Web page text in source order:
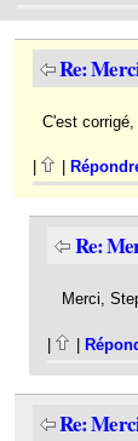
Re:
C'est
Re:
Merci,
|
Re: